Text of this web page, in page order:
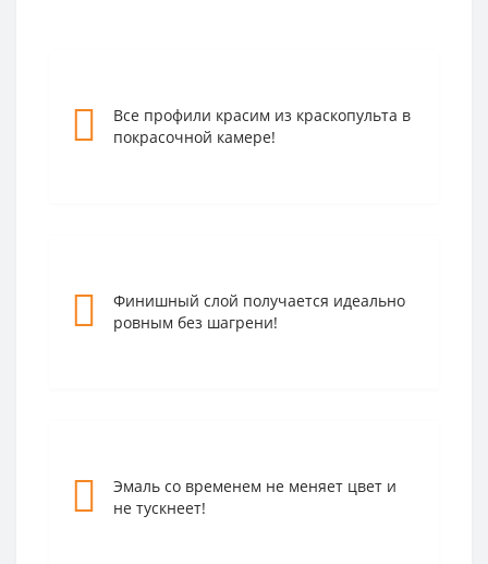
Все профили красим из краскопульта в
покрасочной камере!
Финишный слой получается идеально
ровным без шагрени!
Эмаль со временем не меняет цвет и
не тускнеет!